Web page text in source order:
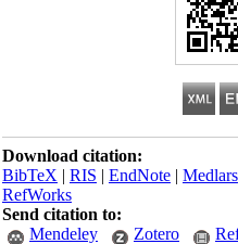
Download citation:
BibTeX|RIS|EndNote|
RefWorks
Send citation to:
Mendeley
Zotero